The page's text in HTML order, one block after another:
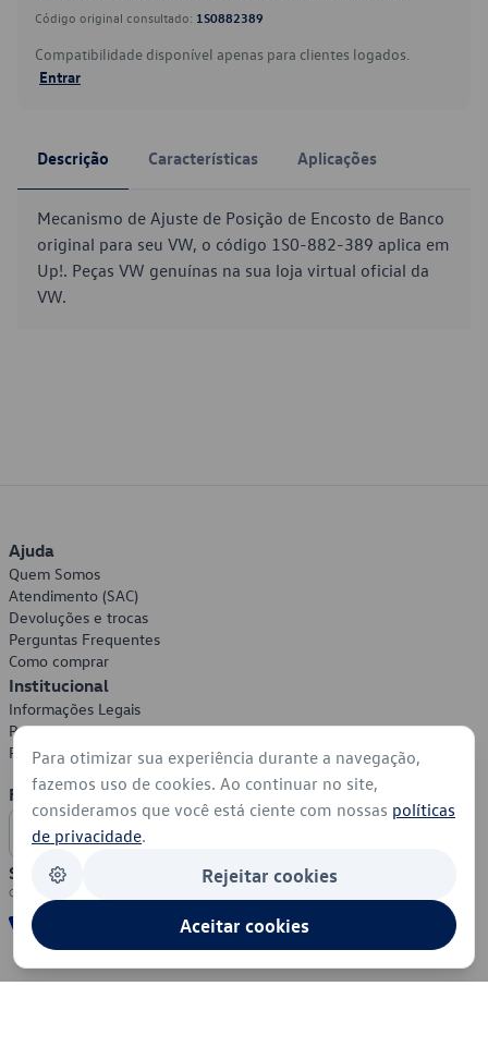
Código original consultado: 1S0882389
Compatibilidade disponível apenas para clientes logados.
Entrar
Descrição Características Aplicações
Mecanismo de Ajuste de Posição de Encosto de Banco
original para seu VW, o código 1S0-882-389 aplica em
Up!. Peças VW genuínas na sua loja virtual oficial da
VW.
Ajuda
Quem Somos
Atendimento (SAC)
Devoluções e trocas
Perguntas Frequentes
Como comprar
Institucional
Informações Legais
Política de Privacidade
Política de Cookies
Formas de Pagamento
Segurança
Para otimizar sua experiência durante a navegação,
fazemos uso de cookies. Ao continuar no site,
consideramos que você está ciente com nossas políticas
de privacidade.
Rejeitar cookies
Aceitar cookies